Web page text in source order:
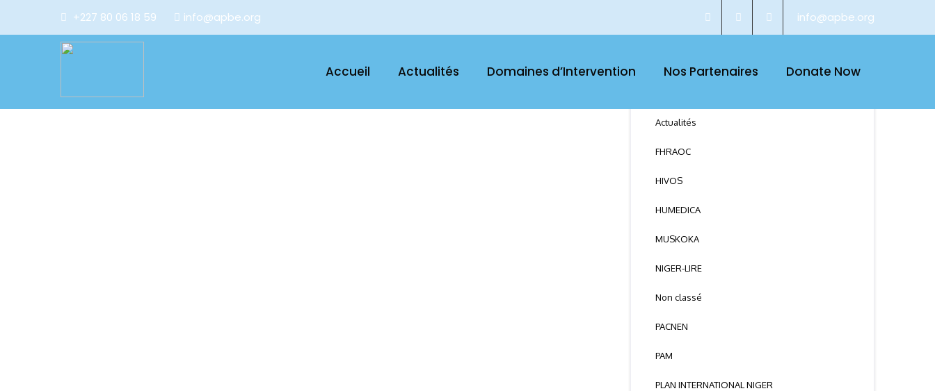
+227 80 06 18 59 info@apbe.org info@apbe.org
Accueil Actualités Domaines d’Intervention Nos Partenaires Donate Now
CATEGORY
Actualités
FHRAOC
HIVOS
HUMEDICA
MUSKOKA
NIGER-LIRE
Non classé
PACNEN
PAM
PLAN INTERNATIONAL NIGER